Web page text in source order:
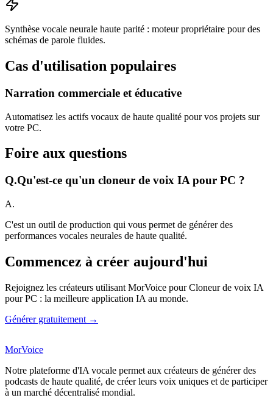
Synthèse vocale neurale haute parité : moteur propriétaire pour des
schémas de parole fluides.
Cas d'utilisation populaires
Narration commerciale et éducative
Automatisez les actifs vocaux de haute qualité pour vos projets sur
votre PC.
Foire aux questions
Q.Qu'est-ce qu'un cloneur de voix IA pour PC ?
A.
C'est un outil de production qui vous permet de générer des
performances vocales neurales de haute qualité.
Commencez à créer aujourd'hui
Rejoignez les créateurs utilisant MorVoice pour Cloneur de voix IA
pour PC : la meilleure application IA au monde.
Générer gratuitement →
MorVoice
Notre plateforme d'IA vocale permet aux créateurs de générer des
podcasts de haute qualité, de créer leurs voix uniques et de participer
à un marché décentralisé mondial.